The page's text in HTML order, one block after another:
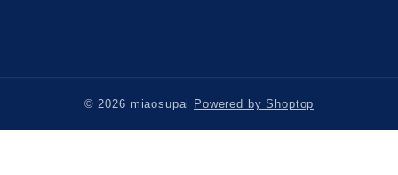
© 2026 miaosupai Powered by Shoptop